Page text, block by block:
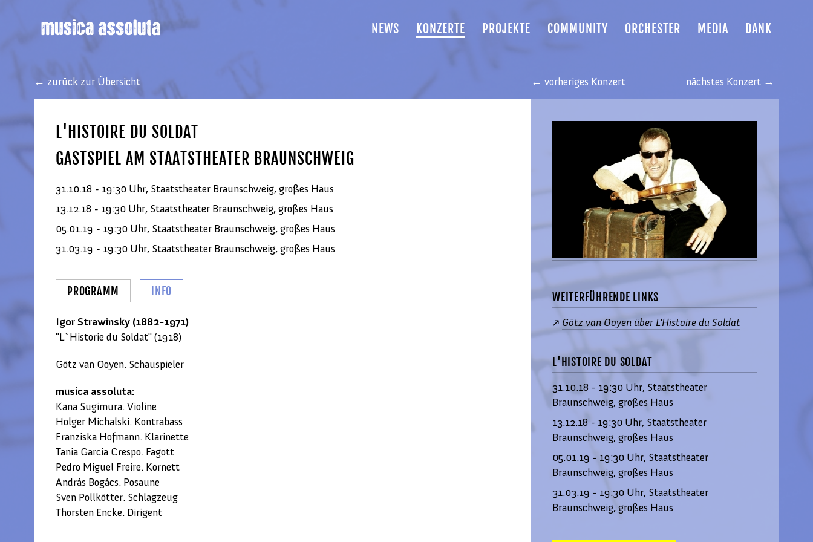
NEWS KONZERTE PROJEKTE COMMUNITY ORCHESTER MEDIA DANK
← zurück zur Übersicht ← vorheriges Konzert nächstes Konzert →
L'HISTOIRE DU SOLDAT
GASTSPIEL AM STAATSTHEATER BRAUNSCHWEIG
31.10.18 - 19:30 Uhr, Staatstheater Braunschweig, großes Haus
13.12.18 - 19:30 Uhr, Staatstheater Braunschweig, großes Haus
05.01.19 - 19:30 Uhr, Staatstheater Braunschweig, großes Haus
31.03.19 - 19:30 Uhr, Staatstheater Braunschweig, großes Haus
PROGRAMM INFO
Igor Strawinsky (1882-1971)
"L`Historie du Soldat" (1918)
Götz van Ooyen. Schauspieler
musica assoluta:
Kana Sugimura. Violine
Holger Michalski. Kontrabass
Franziska Hofmann. Klarinette
Tania Garcia Crespo. Fagott
Pedro Miguel Freire. Kornett
András Bogács. Posaune
Sven Pollkötter. Schlagzeug
Thorsten Encke. Dirigent
WEITERFÜHRENDE LINKS
Götz van Ooyen über L'Histoire du Soldat
L'HISTOIRE DU SOLDAT
31.10.18 - 19:30 Uhr, Staatstheater
Braunschweig, großes Haus
13.12.18 - 19:30 Uhr, Staatstheater
Braunschweig, großes Haus
05.01.19 - 19:30 Uhr, Staatstheater
Braunschweig, großes Haus
31.03.19 - 19:30 Uhr, Staatstheater
Braunschweig, großes Haus